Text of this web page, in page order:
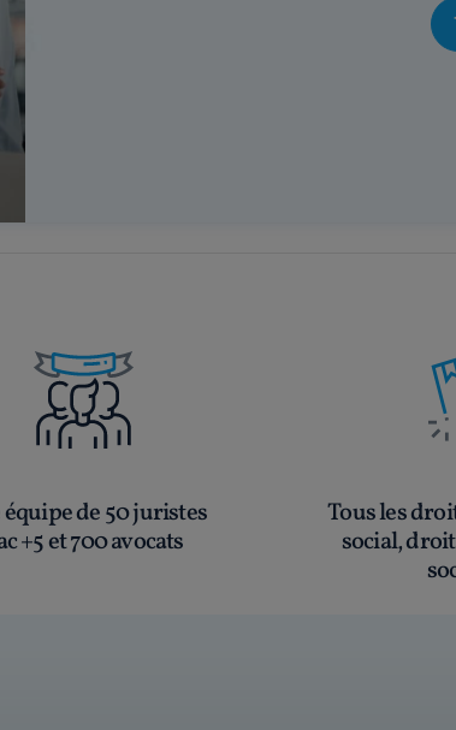
équipe de 50 juristes
+5 et 700 avocats
Tous les
social,